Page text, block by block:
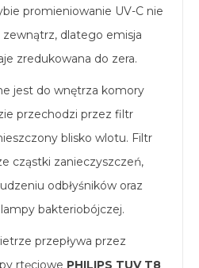
promieniowanie UV-C nie
zewnątrz, dlatego emisja
zredukowana do zera.
jest do wnętrza komory
przechodzi przez filtr
blisko wlotu. Filtr
cząstki zanieczyszczeń,
odbłyśników oraz
bakteriobójczej.
przepływa przez
rtęciowe PHILIPS TUV T8